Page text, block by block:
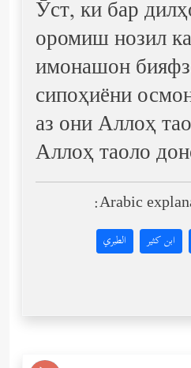
Ӯст, ки бар
оромиш нозил
имонашон
сипоҳиёни
аз они Аллоҳ
Аллоҳ таоло
Arabic
ابن كثير الطبري